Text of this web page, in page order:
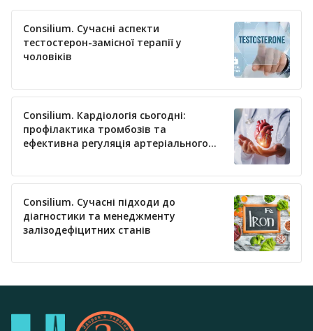
Consilium. Сучасні аспекти
тестостерон-замісної терапії у
чоловіків
Consilium. Кардіологія сьогодні:
профілактика тромбозів та
ефективна регуляція артеріального
Consilium. Сучасні підходи до
діагностики та менеджменту
залізодефіцитних станів